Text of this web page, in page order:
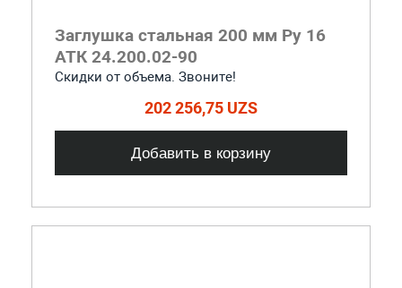
Заглушка стальная 200 мм Ру 16
АТК 24.200.02-90
Скидки от объема. Звоните!
202 256,75 UZS
Добавить в корзину